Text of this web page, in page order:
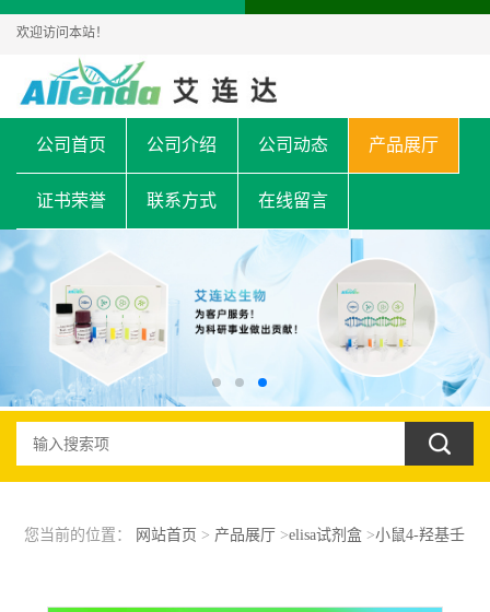
欢迎访问本站！
公司首页 公司介绍 公司动态 产品展厅
证书荣誉 联系方式 在线留言
您当前的位置： 网站首页 > 产品展厅 >elisa试剂盒>小鼠4-羟基壬